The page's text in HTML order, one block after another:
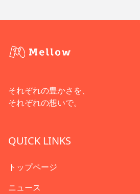
それぞれの豊かさを、
それぞれの想いで。
QUICK LINKS
トップページ
ニュース